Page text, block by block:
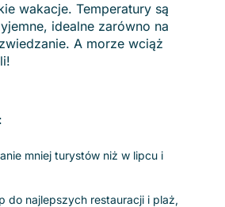
wakacje. Temperatury są
idealne zarówno na
A morze wciąż
mniej turystów niż w lipcu i
do najlepszych restauracji i plaż,